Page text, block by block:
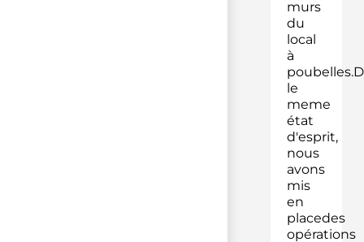
murs
du
local
à
le
meme
état
d'esprit,
nous
avons
mis
en
placedes
opérations